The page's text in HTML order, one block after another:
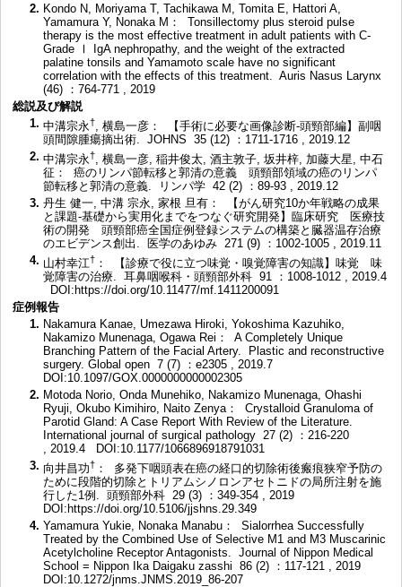
2. Kondo N, Moriyama T, Tachikawa M, Tomita E, Hattori A,
Yamamura Y, Nonaka M： Tonsillectomy plus steroid pulse
therapy is the most effective treatment in adult patients with C-
Grade Ⅰ IgA nephropathy, and the weight of the extracted
palatine tonsils and Yamamoto scale have no significant
correlation with the effects of this treatment. Auris Nasus Larynx
(46) ：764-771 , 2019
総説及び解説
1. 中溝宗永†, 横島一彦： 【手術に必要な画像診断-頭頸部編】副咽
頭間隙腫瘍摘出術. JOHNS 35 (12) ：1711-1716 , 2019.12
2. 中溝宗永†, 横島一彦, 稲井俊太, 酒主敦子, 坂井梓, 加藤大星, 中石
征： 癌のリンパ節転移と郭清の意義 頭頸部領域の癌のリンパ
節転移と郭清の意義. リンパ学 42 (2) ：89-93 , 2019.12
3. 丹生 健一, 中溝 宗永, 家根 旦有： 【がん研究10か年戦略の成果
と課題-基礎から実用化までをつなぐ研究開発】臨床研究 医療技
術の開発 頭頸部癌全国症例登録システムの構築と臓器温存治療
のエビデンス創出. 医学のあゆみ 271 (9) ：1002-1005 , 2019.11
4. 山村幸江† ： 【診療で役に立つ味覚・嗅覚障害の知識】味覚 味
覚障害の治療. 耳鼻咽喉科・頭頸部外科 91 ：1008-1012 , 2019.4
DOI:https://doi.org/10.11477/mf.1411200091
症例報告
1. Nakamura Kanae, Umezawa Hiroki, Yokoshima Kazuhiko,
Nakamizo Munenaga, Ogawa Rei： A Completely Unique
Branching Pattern of the Facial Artery. Plastic and reconstructive
surgery. Global open 7 (7) ：e2305 , 2019.7
DOI:10.1097/GOX.0000000000002305
2. Motoda Norio, Onda Munehiko, Nakamizo Munenaga, Ohashi
Ryuji, Okubo Kimihiro, Naito Zenya： Crystalloid Granuloma of
Parotid Gland: A Case Report With Review of the Literature.
International journal of surgical pathology 27 (2) ：216-220
, 2019.4
DOI:10.1177/1066896918791031
3. 向井昌功† ： 多発下咽頭表在癌の経口的切除術後瘢痕狭窄予防の
ために段階的切除とトリアムシノロンアセトニドの局所注射を施
行した1例. 頭頸部外科 29 (3) ：349-354 , 2019
DOI:https://doi.org/10.5106/jjshns.29.349
4. Yamamura Yukie, Nonaka Manabu： Sialorrhea Successfully
Treated by the Combined Use of Selective M1 and M3 Muscarinic
Acetylcholine Receptor Antagonists. Journal of Nippon Medical
School = Nippon Ika Daigaku zasshi 86 (2) ：117-121 , 2019
DOI:10.1272/jnms.JNMS.2019_86-207